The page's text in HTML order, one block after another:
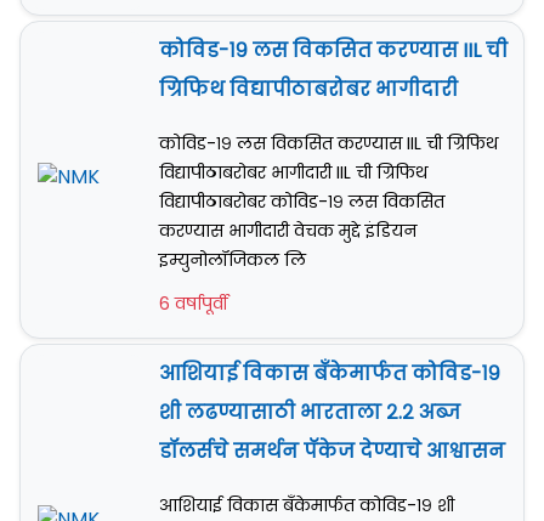
कोविड-१९ लस विकसित करण्यास IIL ची
ग्रिफिथ विद्यापीठाबरोबर भागीदारी
कोविड-१९ लस विकसित करण्यास IIL ची ग्रिफिथ
विद्यापीठाबरोबर भागीदारी IIL ची ग्रिफिथ
विद्यापीठाबरोबर कोविड-१९ लस विकसित
करण्यास भागीदारी वेचक मुद्दे इंडियन
इम्युनोलॉजिकल लि
6 वर्षापूर्वी
आशियाई विकास बँकेमार्फत कोविड-१९
शी लढण्यासाठी भारताला २.२ अब्ज
डॉलर्सचे समर्थन पॅकेज देण्याचे आश्वासन
आशियाई विकास बँकेमार्फत कोविड-१९ शी